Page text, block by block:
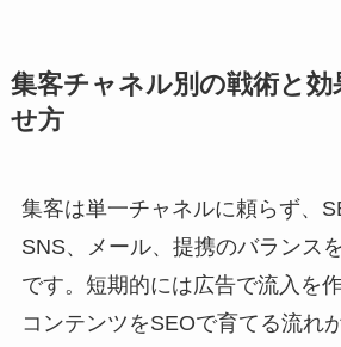
集客チャネル別の戦術と効
せ方
集客は単一チャネルに頼らず、
SNS、メール、提携のバランス
です。短期的には広告で流入を
コンテンツをSEOで育てる流れ